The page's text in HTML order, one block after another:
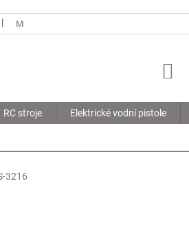
MOJE OBJEDNÁVKA
RC stroje Elektrické vodní pistole
3216